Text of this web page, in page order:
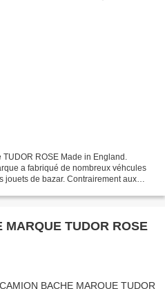
ROSE Made in England.
a fabriqué de nombreux véhcules
jouets de bazar. Contrairement aux
TUDOR ROSE